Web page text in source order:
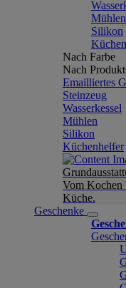
Mühlen
Silikon
Nach Farbe
Nach
Emailliertes
Steinzeug
Wasserkessel
Mühlen
Silikon
Küchenhelfer
Vom Kochen
Küche.
Geschenke